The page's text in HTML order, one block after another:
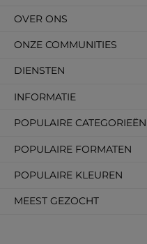
DIENSTEN
INFORMATIE
POPULAIRE CATEGORIEËN
POPULAIRE FORMATEN
POPULAIRE KLEUREN
MEEST GEZOCHT
OVER ONS
ONZE COMMUNITIES